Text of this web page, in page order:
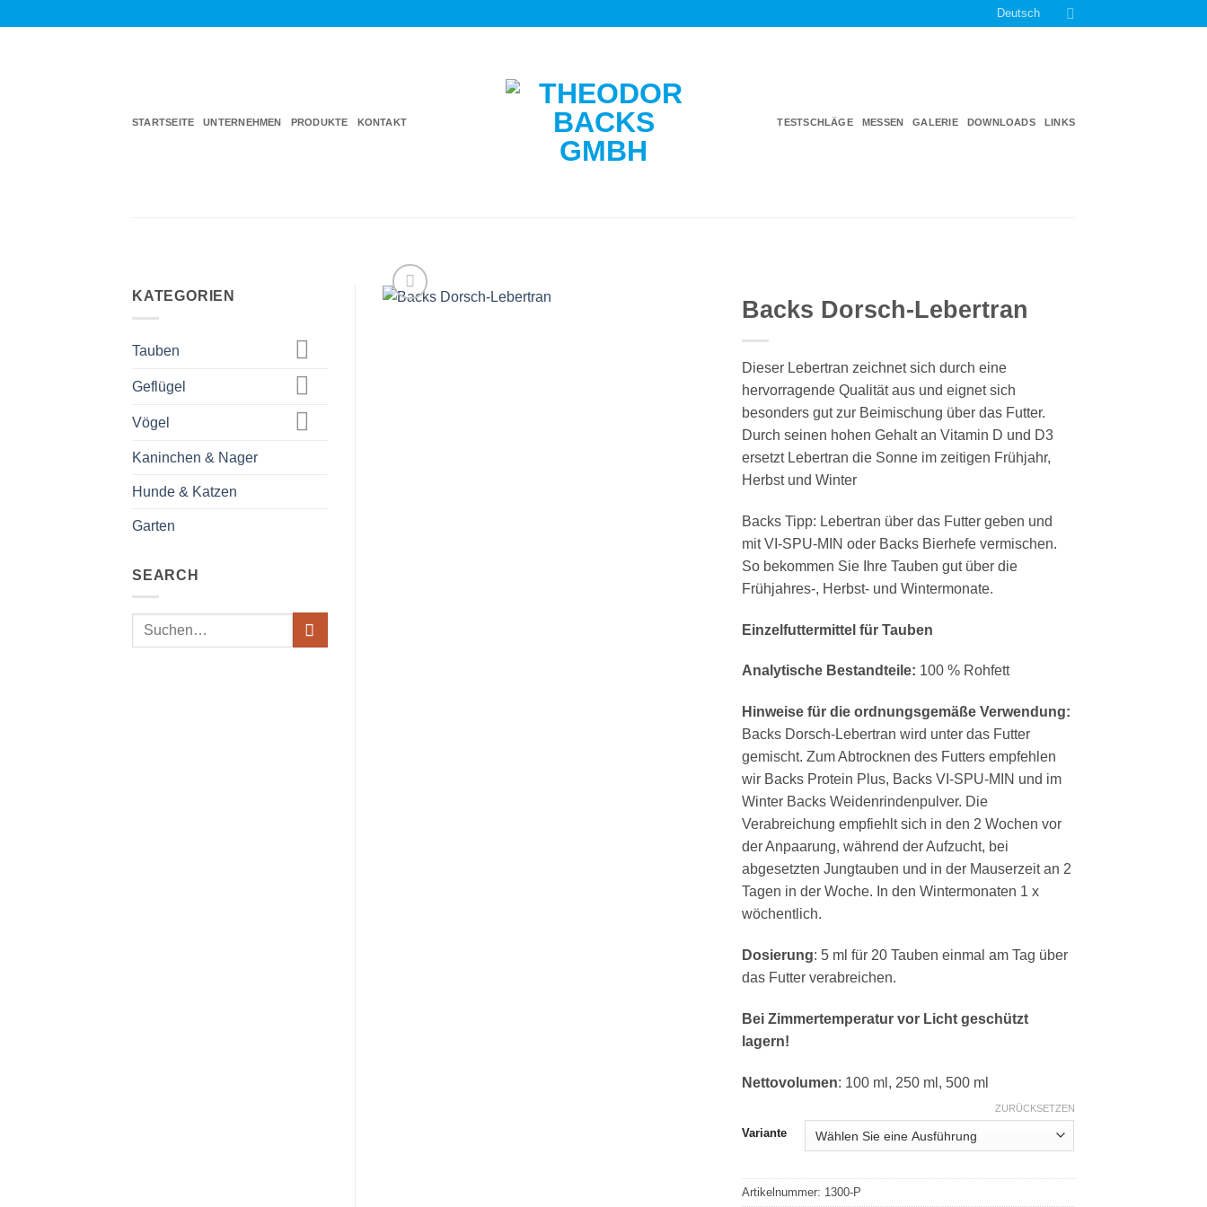
Deutsch
STARTSEITE UNTERNEHMEN PRODUKTE KONTAKT TESTSCHLÄGE MESSEN GALERIE DOWNLOADS LINKS
KATEGORIEN
Tauben
Geflügel
Vögel
Kaninchen & Nager
Hunde & Katzen
Garten
SEARCH
Suche
Backs Dorsch-Lebertran
Dieser Lebertran zeichnet sich durch eine
hervorragende Qualität aus und eignet sich
besonders gut zur Beimischung über das Futter.
Durch seinen hohen Gehalt an Vitamin D und D3
ersetzt Lebertran die Sonne im zeitigen Frühjahr,
Herbst und Winter
Backs Tipp: Lebertran über das Futter geben und
mit VI-SPU-MIN oder Backs Bierhefe vermischen.
So bekommen Sie Ihre Tauben gut über die
Frühjahres-, Herbst- und Wintermonate.
Einzelfuttermittel für Tauben
Analytische Bestandteile: 100 % Rohfett
Hinweise für die ordnungsgemäße Verwendung:
Backs Dorsch-Lebertran wird unter das Futter
gemischt. Zum Abtrocknen des Futters empfehlen
wir Backs Protein Plus, Backs VI-SPU-MIN und im
Winter Backs Weidenrindenpulver. Die
Verabreichung empfiehlt sich in den 2 Wochen vor
der Anpaarung, während der Aufzucht, bei
abgesetzten Jungtauben und in der Mauserzeit an 2
Tagen in der Woche. In den Wintermonaten 1 x
wöchentlich.
Dosierung: 5 ml für 20 Tauben einmal am Tag über
das Futter verabreichen.
Bei Zimmertemperatur vor Licht geschützt
lagern!
Nettovolumen: 100 ml, 250 ml, 500 ml
Variante
ZURÜCKSETZEN
Artikelnummer: 1300-P